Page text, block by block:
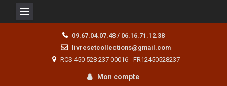
09.67.04.07.48 / 06.16.71.12.38
livresetcollections@gmail.com
RCS 450 528 237 00016 - FR12450528237
Mon compte